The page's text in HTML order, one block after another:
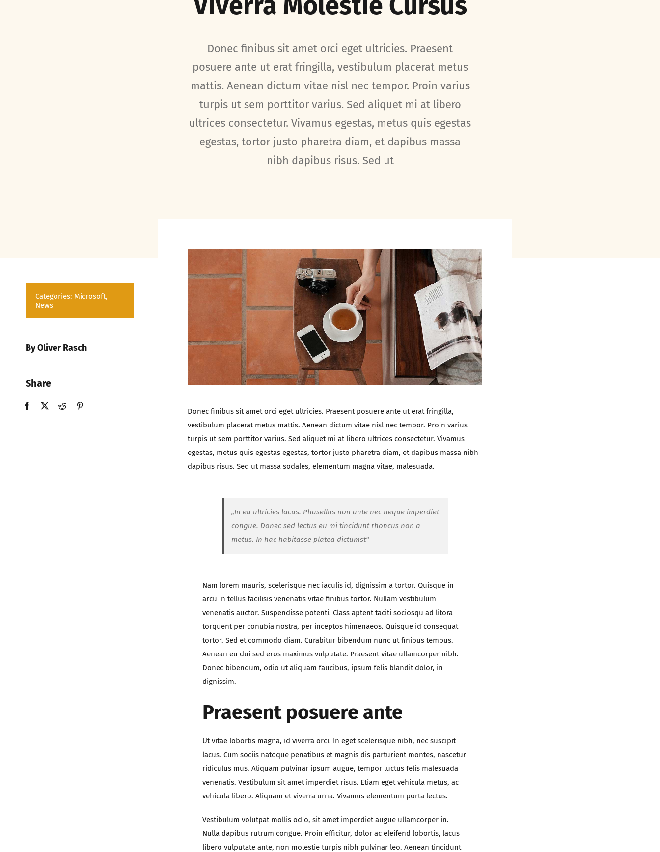
Donec finibus sit amet orci eget ultricies. Praesent
posuere ante ut erat fringilla, vestibulum placerat metus
mattis. Aenean dictum vitae nisl nec tempor. Proin varius
turpis ut sem porttitor varius. Sed aliquet mi at libero
ultrices consectetur. Vivamus egestas, metus quis egestas
egestas, tortor justo pharetra diam, et dapibus massa
nibh dapibus risus. Sed ut
Categories: Microsoft,
News
By Oliver Rasch
Share
Donec finibus sit amet orci eget ultricies. Praesent posuere ante ut erat fringilla,
vestibulum placerat metus mattis. Aenean dictum vitae nisl nec tempor. Proin varius
turpis ut sem porttitor varius. Sed aliquet mi at libero ultrices consectetur. Vivamus
egestas, metus quis egestas egestas, tortor justo pharetra diam, et dapibus massa nibh
dapibus risus. Sed ut massa sodales, elementum magna vitae, malesuada.
„In eu ultricies lacus. Phasellus non ante nec neque imperdiet
congue. Donec sed lectus eu mi tincidunt rhoncus non a
metus. In hac habitasse platea dictumst“
Nam lorem mauris, scelerisque nec iaculis id, dignissim a tortor. Quisque in
arcu in tellus facilisis venenatis vitae finibus tortor. Nullam vestibulum
venenatis auctor. Suspendisse potenti. Class aptent taciti sociosqu ad litora
torquent per conubia nostra, per inceptos himenaeos. Quisque id consequat
tortor. Sed et commodo diam. Curabitur bibendum nunc ut finibus tempus.
Aenean eu dui sed eros maximus vulputate. Praesent vitae ullamcorper nibh.
Donec bibendum, odio ut aliquam faucibus, ipsum felis blandit dolor, in
dignissim.
Praesent posuere ante
Ut vitae lobortis magna, id viverra orci. In eget scelerisque nibh, nec suscipit
lacus. Cum sociis natoque penatibus et magnis dis parturient montes, nascetur
ridiculus mus. Aliquam pulvinar ipsum augue, tempor luctus felis malesuada
venenatis. Vestibulum sit amet imperdiet risus. Etiam eget vehicula metus, ac
vehicula libero. Aliquam et viverra urna. Vivamus elementum porta lectus.
Vestibulum volutpat mollis odio, sit amet imperdiet augue ullamcorper in.
Nulla dapibus rutrum congue. Proin efficitur, dolor ac eleifend lobortis, lacus
libero vulputate ante, non molestie turpis nibh pulvinar leo. Aenean tincidunt